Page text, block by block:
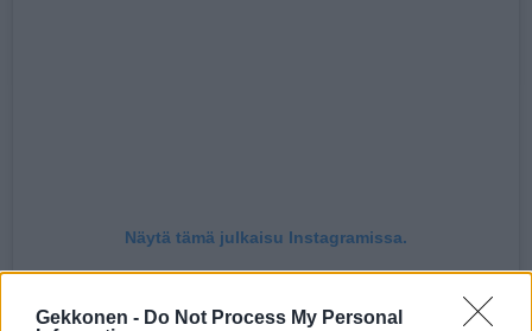
Gekkonen - Do Not Process My Personal
Näytä tämä julkaisu Instagramissa.